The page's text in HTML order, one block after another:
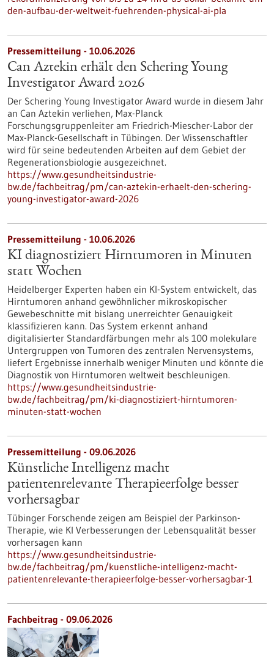
den-aufbau-der-weltweit-fuehrenden-physical-ai-pla
Pressemitteilung - 10.06.2026
Can Aztekin erhält den Schering Young
Investigator Award 2026
Der Schering Young Investigator Award wurde in diesem Jahr
an Can Aztekin verliehen, Max-Planck
Forschungsgruppenleiter am Friedrich-Miescher-Labor der
Max-Planck-Gesellschaft in Tübingen. Der Wissenschaftler
wird für seine bedeutenden Arbeiten auf dem Gebiet der
Regenerationsbiologie ausgezeichnet.
https://www.gesundheitsindustrie-
bw.de/fachbeitrag/pm/can-aztekin-erhaelt-den-schering-
young-investigator-award-2026
Pressemitteilung - 10.06.2026
KI diagnostiziert Hirntumoren in Minuten
statt Wochen
Heidelberger Experten haben ein KI-System entwickelt, das
Hirntumoren anhand gewöhnlicher mikroskopischer
Gewebeschnitte mit bislang unerreichter Genauigkeit
klassifizieren kann. Das System erkennt anhand
digitalisierter Standardfärbungen mehr als 100 molekulare
Untergruppen von Tumoren des zentralen Nervensystems,
liefert Ergebnisse innerhalb weniger Minuten und könnte die
Diagnostik von Hirntumoren weltweit beschleunigen.
https://www.gesundheitsindustrie-
bw.de/fachbeitrag/pm/ki-diagnostiziert-hirntumoren-
minuten-statt-wochen
Pressemitteilung - 09.06.2026
Künstliche Intelligenz macht
patientenrelevante Therapieerfolge besser
vorhersagbar
Tübinger Forschende zeigen am Beispiel der Parkinson-
Therapie, wie KI Verbesserungen der Lebensqualität besser
vorhersagen kann
https://www.gesundheitsindustrie-
bw.de/fachbeitrag/pm/kuenstliche-intelligenz-macht-
patientenrelevante-therapieerfolge-besser-vorhersagbar-1
Fachbeitrag - 09.06.2026